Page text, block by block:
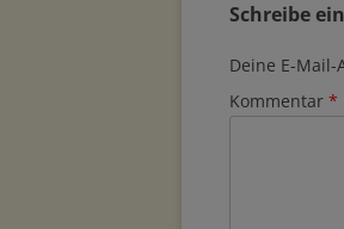
Schreibe
Deine E-
Kommentar *